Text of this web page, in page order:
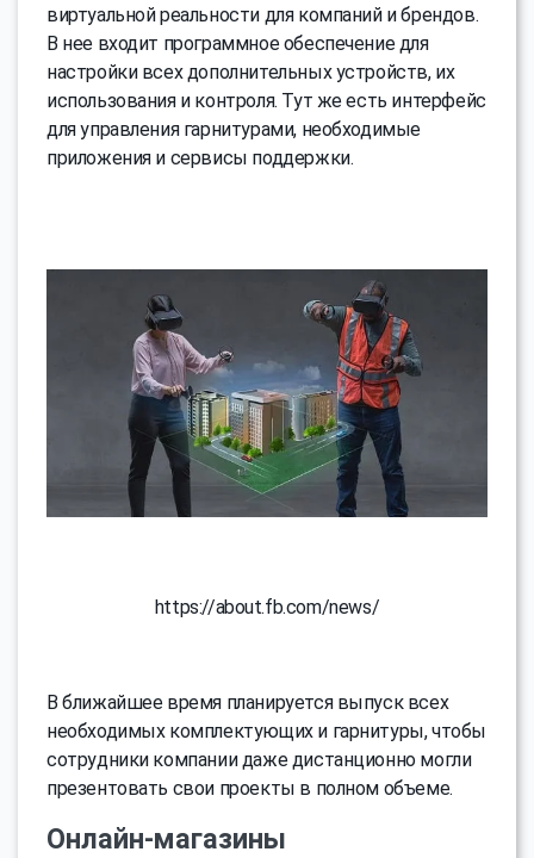
виртуальной реальности для компаний и брендов.
В нее входит программное обеспечение для
настройки всех дополнительных устройств, их
использования и контроля. Тут же есть интерфейс
для управления гарнитурами, необходимые
приложения и сервисы поддержки.
https://about.fb.com/news/
В ближайшее время планируется выпуск всех
необходимых комплектующих и гарнитуры, чтобы
сотрудники компании даже дистанционно могли
презентовать свои проекты в полном объеме.
Онлайн-магазины